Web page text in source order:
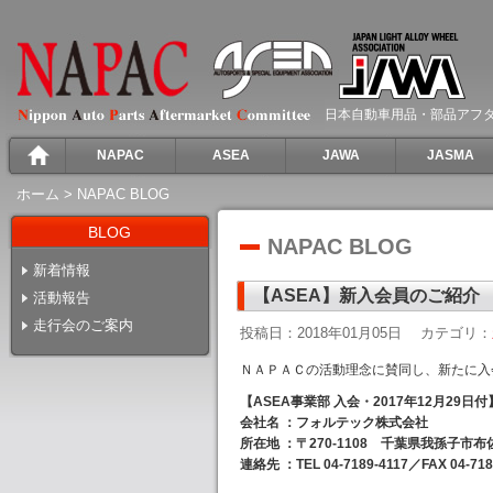
日本自動車用品・部品アフ
NAPAC ASEA JAWA JASMA
ホーム > NAPAC BLOG
BLOG
新着情報
活動報告
走行会のご案内
NAPAC BLOG
【ASEA】新入会員のご紹介
投稿日：2018年01月05日 カテゴリ：
ＮＡＰＡＣの活動理念に賛同し、新たに
【ASEA事業部 入会・2017年12月29日付
会社名 ：フォルテック株式会社
所在地 ：〒270-1108 千葉県我孫子市布
連絡先 ：TEL 04-7189-4117／FAX 04-